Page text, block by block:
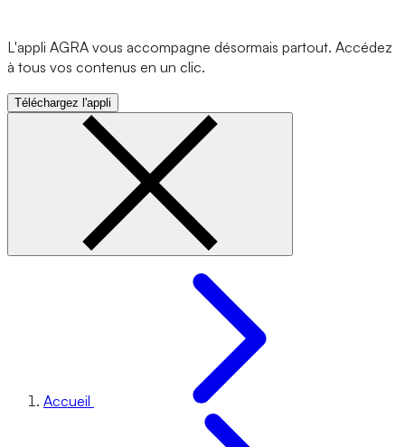
L'appli AGRA vous accompagne désormais partout. Accédez
à tous vos contenus en un clic.
Téléchargez l'appli
Accueil